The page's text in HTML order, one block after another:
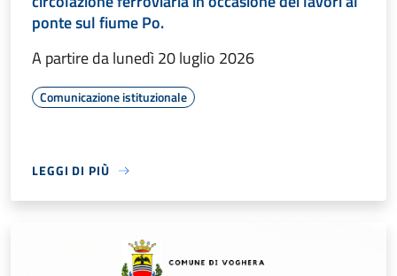
ponte sul fiume Po.
A partire da lunedì 20 luglio 2026
Comunicazione istituzionale
LEGGI DI PIÙ